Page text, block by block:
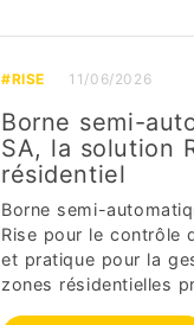
#RISE 11/06/2026
Borne semi-
SA, la solution
résidentiel
Borne semi-
Rise pour le contrôle
et pratique pour la
zones résidentielles